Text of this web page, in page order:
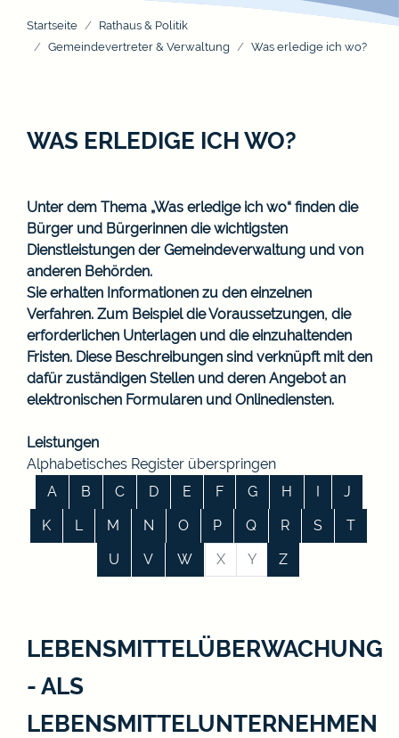
Startseite
Rathaus & Politik
Gemeindevertreter & Verwaltung
Was erledige ich wo?
WAS ERLEDIGE ICH WO?
Unter dem Thema „Was erledige ich wo“ finden die
Bürger und Bürgerinnen die wichtigsten
Dienstleistungen der Gemeindeverwaltung und von
anderen Behörden.
Sie erhalten Informationen zu den einzelnen
Verfahren. Zum Beispiel die Voraussetzungen, die
erforderlichen Unterlagen und die einzuhaltenden
Fristen. Diese Beschreibungen sind verknüpft mit den
dafür zuständigen Stellen und deren Angebot an
elektronischen Formularen und Onlinediensten.
Leistungen
Alphabetisches Register überspringen
A
B C D E F G H I
J
K
L M N O P Q R S
T
U
V W X Y Z
LEBENSMITTELÜBERWACHUNG
- ALS
LEBENSMITTELUNTERNEHMEN